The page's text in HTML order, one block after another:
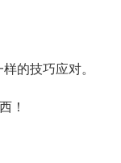
的技巧应对。
！